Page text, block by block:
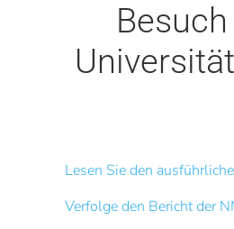
Lesen Sie den
Verfolge den Bericht der